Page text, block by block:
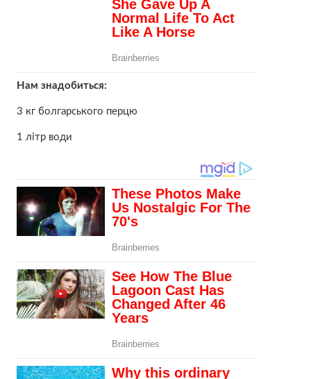
Нам знадобиться:
3 кг болгарського перцю
1 літр води